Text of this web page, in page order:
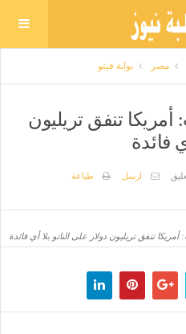
مصر بوابة فيتو
تنفق تريليون
فائدة
ارسل طباعة
تنفق تريليون دولار على الناتو بلا أي فائدة